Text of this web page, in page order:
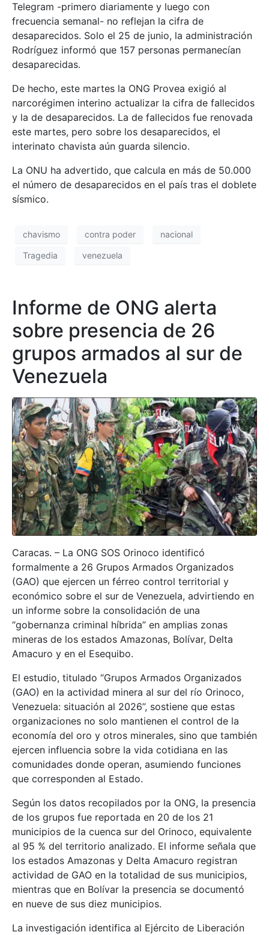
Telegram -primero diariamente y luego con
frecuencia semanal- no reflejan la cifra de
desaparecidos. Solo el 25 de junio, la administración
Rodríguez informó que 157 personas permanecían
desaparecidas.
De hecho, este martes la ONG Provea exigió al
narcorégimen interino actualizar la cifra de fallecidos
y la de desaparecidos. La de fallecidos fue renovada
este martes, pero sobre los desaparecidos, el
interinato chavista aún guarda silencio.
La ONU ha advertido, que calcula en más de 50.000
el número de desaparecidos en el país tras el doblete
sísmico.
chavismo contra poder nacional
Tragedia venezuela
Informe de ONG alerta
sobre presencia de 26
grupos armados al sur de
Venezuela
Caracas. – La ONG SOS Orinoco identificó
formalmente a 26 Grupos Armados Organizados
(GAO) que ejercen un férreo control territorial y
económico sobre el sur de Venezuela, advirtiendo en
un informe sobre la consolidación de una
“gobernanza criminal híbrida” en amplias zonas
mineras de los estados Amazonas, Bolívar, Delta
Amacuro y en el Esequibo.
El estudio, titulado “Grupos Armados Organizados
(GAO) en la actividad minera al sur del río Orinoco,
Venezuela: situación al 2026”, sostiene que estas
organizaciones no solo mantienen el control de la
economía del oro y otros minerales, sino que también
ejercen influencia sobre la vida cotidiana en las
comunidades donde operan, asumiendo funciones
que corresponden al Estado.
Según los datos recopilados por la ONG, la presencia
de los grupos fue reportada en 20 de los 21
municipios de la cuenca sur del Orinoco, equivalente
al 95 % del territorio analizado. El informe señala que
los estados Amazonas y Delta Amacuro registran
actividad de GAO en la totalidad de sus municipios,
mientras que en Bolívar la presencia se documentó
en nueve de sus diez municipios.
La investigación identifica al Ejército de Liberación